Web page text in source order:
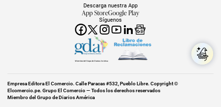
Síguenos
Descarga nuestra App
App StoreGoogle Play
Miembro del Grupo de Diarios América
Empresa Editora El Comercio. Calle Paracas #532, Pueblo Libre. Copyright ©
Elcomercio.pe. Grupo El Comercio — Todos los derechos reservados
Miembro del Grupo de Diarios América